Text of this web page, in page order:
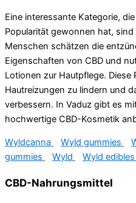
Eine interessante Kategorie,
Popularität gewonnen hat,
Menschen schätzen die
Eigenschaften von CBD und
Lotionen zur Hautpflege.
Hautreizungen zu lindern und
verbessern. In Vaduz gibt es
hochwertige CBD-Kosmetik
Wyldcanna Wyld gummies
gummies
Wyld Wyld edibles
CBD-Nahrungsmittel